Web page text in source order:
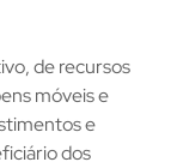
de recursos
móveis e
e
dos